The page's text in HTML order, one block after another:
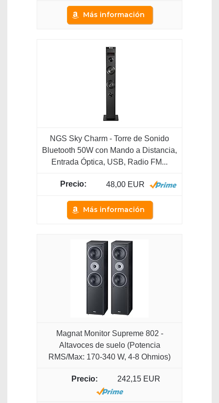
Más información
NGS Sky Charm - Torre de Sonido
Bluetooth 50W con Mando a Distancia,
Entrada Óptica, USB, Radio FM...
48,00 EUR
Más información
Magnat Monitor Supreme 802 -
Altavoces de suelo (Potencia
RMS/Max: 170-340 W, 4-8 Ohmios)
242,15 EUR